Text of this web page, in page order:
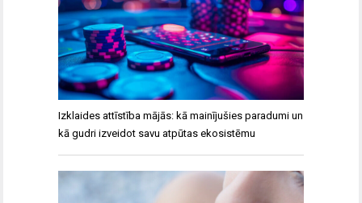
Izklaides attīstība mājās: kā mainījušies paradumi un
kā gudri izveidot savu atpūtas ekosistēmu